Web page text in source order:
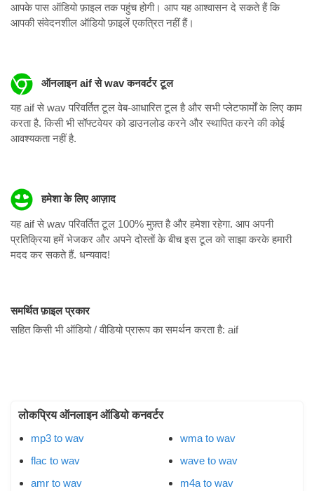
आपके पास ऑडियो फ़ाइल तक पहुंच होगी। आप यह आश्वासन दे सकते हैं कि
आपकी संवेदनशील ऑडियो फ़ाइलें एकत्रित नहीं हैं।
ऑनलाइन aif से wav कनवर्टर टूल
यह aif से wav परिवर्तित टूल वेब-आधारित टूल है और सभी प्लेटफार्मों के लिए काम
करता है. किसी भी सॉफ्टवेयर को डाउनलोड करने और स्थापित करने की कोई
आवश्यकता नहीं है.
हमेशा के लिए आज़ाद
यह aif से wav परिवर्तित टूल 100% मुफ़्त है और हमेशा रहेगा. आप अपनी
प्रतिक्रिया हमें भेजकर और अपने दोस्तों के बीच इस टूल को साझा करके हमारी
मदद कर सकते हैं. धन्यवाद!
समर्थित फ़ाइल प्रकार
सहित किसी भी ऑडियो / वीडियो प्रारूप का समर्थन करता है: aif
लोकप्रिय ऑनलाइन ऑडियो कनवर्टर
mp3 to wav
flac to wav
amr to wav
wma to wav
wave to wav
m4a to wav